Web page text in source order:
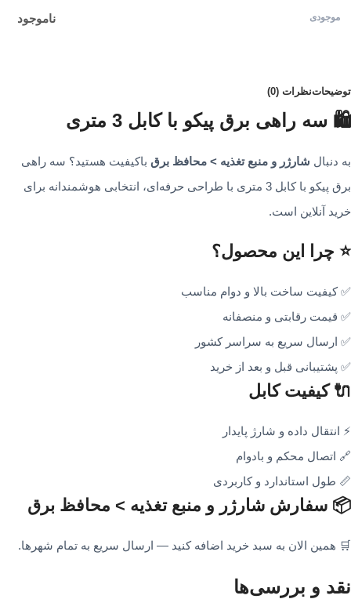
ناموجود
توضیحاتنظرات (0)
🛍️ سه راهی برق پیکو با کابل 3 متری
به دنبال شارژر و منبع تغذیه > محافظ برق باکیفیت هستید؟ سه راهی
برق پیکو با کابل 3 متری با طراحی حرفه‌ای، انتخابی هوشمندانه برای
خرید آنلاین است.
⭐ چرا این محصول؟
✅ کیفیت ساخت بالا و دوام مناسب
✅ قیمت رقابتی و منصفانه
✅ ارسال سریع به سراسر کشور
✅ پشتیبانی قبل و بعد از خرید
🔌 کیفیت کابل
⚡ انتقال داده و شارژ پایدار
🔗 اتصال محکم و بادوام
📏 طول استاندارد و کاربردی
📦 سفارش شارژر و منبع تغذیه > محافظ برق
🛒 همین الان به سبد خرید اضافه کنید — ارسال سریع به تمام شهرها.
نقد و بررسی‌ها